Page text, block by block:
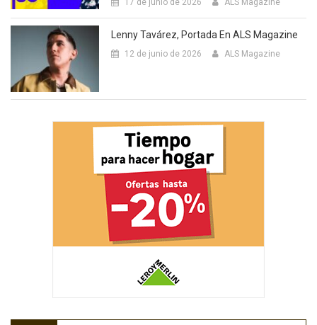
17 de junio de 2026 ALS Magazine
Lenny Tavárez, Portada En ALS Magazine
12 de junio de 2026 ALS Magazine